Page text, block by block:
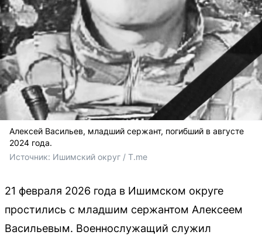
Алексей Васильев, младший сержант, погибший в августе
2024 года.
Источник: Ишимский округ / T.me
21 февраля 2026 года в Ишимском округе
простились с младшим сержантом Алексеем
Васильевым. Военнослужащий служил